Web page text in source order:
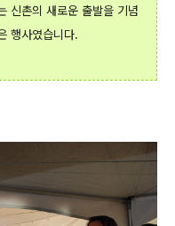
신촌의 새로운 출발을 기념
행사였습니다.